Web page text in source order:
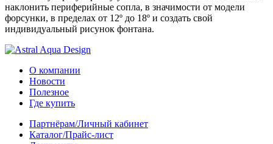
наклонить периферийные сопла, в значимости от модели
форсунки, в пределах от 12º до 18º и создать свой
индивидуальный рисунок фонтана.
О компании
Новости
Полезное
Где купить
Партнёрам/Личный кабинет
Каталог/Прайс-лист